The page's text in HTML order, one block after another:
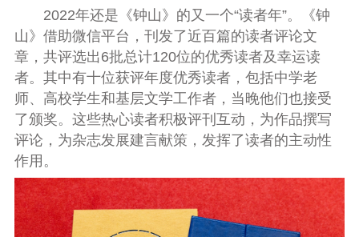
2022年还是《钟山》的又一个“读者年”。《钟
山》借助微信平台，刊发了近百篇的读者评论文
章，共评选出6批总计120位的优秀读者及幸运读
者。其中有十位获评年度优秀读者，包括中学老
师、高校学生和基层文学工作者，当晚他们也接受
了颁奖。这些热心读者积极评刊互动，为作品撰写
评论，为杂志发展建言献策，发挥了读者的主动性
作用。